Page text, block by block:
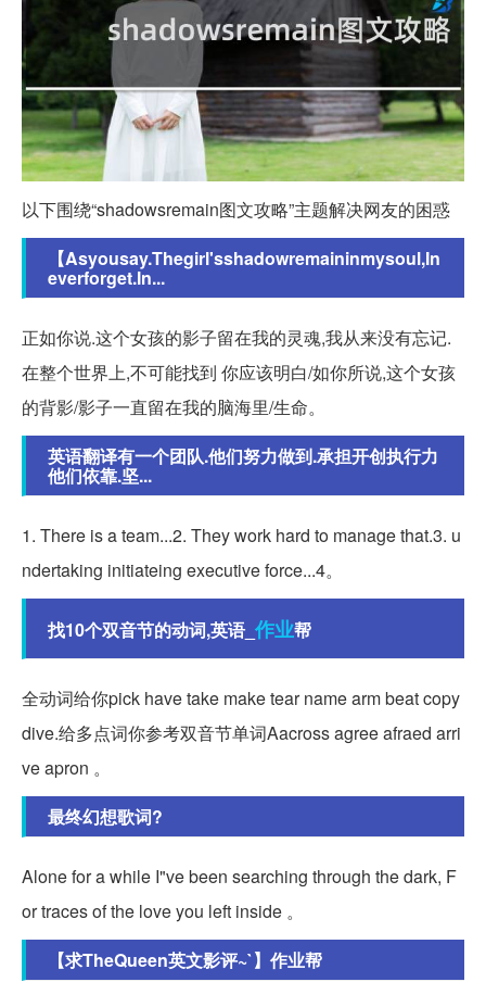
以下围绕“shadowsremain图文攻略”主题解决网友的困惑
【Asyousay.Thegirl'sshadowremaininmysoul,In
everforget.In...
正如你说.这个女孩的影子留在我的灵魂,我从来没有忘记.
在整个世界上,不可能找到 你应该明白/如你所说,这个女孩
的背影/影子一直留在我的脑海里/生命。
英语翻译有一个团队.他们努力做到.承担开创执行力
他们依靠.坚...
1. There is a team...2. They work hard to manage that.3. u
ndertaking initiateing executive force...4。
找10个双音节的动词,英语_ 作业帮
全动词给你pick have take make tear name arm beat copy
dive.给多点词你参考双音节单词Aacross agree afraed arri
ve apron 。
最终幻想歌词?
Alone for a while I"ve been searching through the dark, F
or traces of the love you left inside 。
【求TheQueen英文影评~`】作业帮